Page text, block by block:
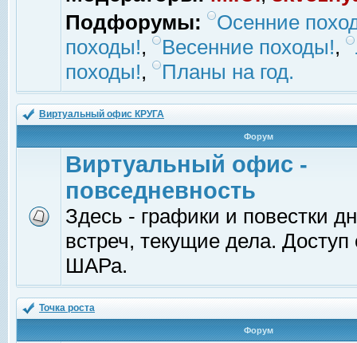
Подфорумы:
Осенние
походы!, Весенние походы!,
походы!, Планы на год.
Виртуальный офис КРУГА
Форум
Виртуальный офис -
повседневность
Здесь - графики и повестки
встреч, текущие дела.
ШАРа.
Точка роста
Форум